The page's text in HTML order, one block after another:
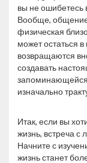
вы не ошибетесь
Вообще,
физическая
может остаться
возвращаются
создавать
изначально
Итак, если вы
жизнь, встреча с
Начните с
жизнь станет